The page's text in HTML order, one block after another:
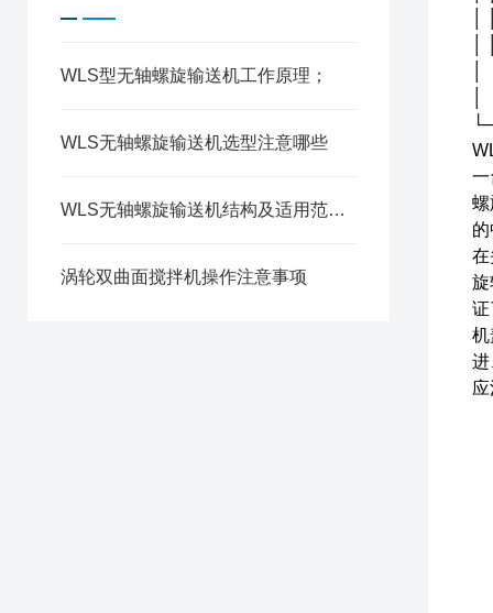
WLS型无轴螺旋输送机工作原理；
WLS无轴螺旋输送机选型注意哪些
WLS无轴螺旋输送机结构及适用范围：
涡轮双曲面搅拌机操作注意事项
一
螺
在
旋
证
机
进